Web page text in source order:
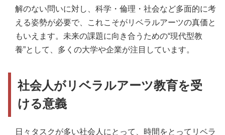
解のない問いに対し、科学・倫理・社会など多面的に考
える姿勢が必要で、これこそがリベラルアーツの真価と
もいえます。未来の課題に向き合うための“現代型教
養”として、多くの大学や企業が注目しています。
社会人がリベラルアーツ教育を受
ける意義
日々タスクが多い社会人にとって、時間をとってリベラ